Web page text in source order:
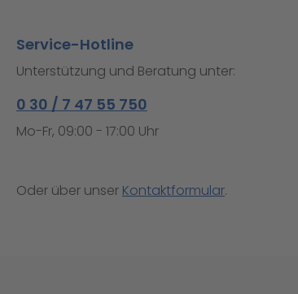
Service-Hotline
Unterstützung und Beratung unter:
0 30 / 7 47 55 750
Mo-Fr, 09:00 - 17:00 Uhr
Oder über unser Kontaktformular.